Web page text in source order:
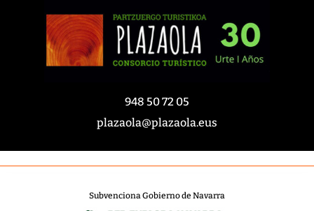
948 50 72 05
plazaola@plazaola.eus
Subvenciona Gobierno de Navarra